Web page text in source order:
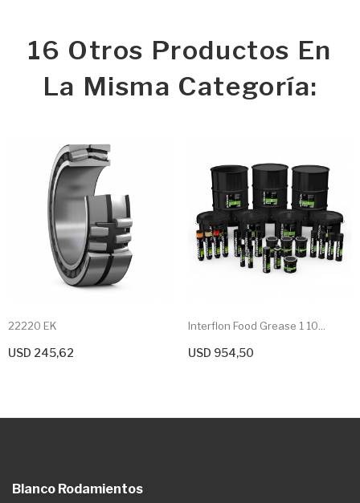
16 Otros Productos En
La Misma Categoría:
22220 EK
USD 245,62
+ Agregar Al Carrito
Interflon Food Grease 1 10...
USD 954,50
+ Agregar Al Carrito
Blanco Rodamientos